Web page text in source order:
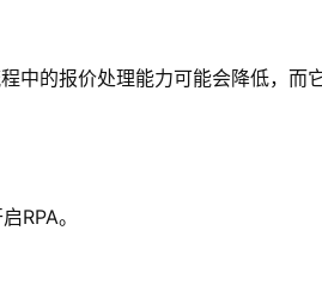
中的报价处理能力可能会降低，
RPA。